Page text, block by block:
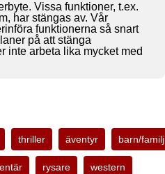
Vissa funktioner, t.ex.
har stängas av. Vår
funktionerna så snart
på att stänga
inte arbeta lika mycket med
thriller äventyr barn/familj
rysare western